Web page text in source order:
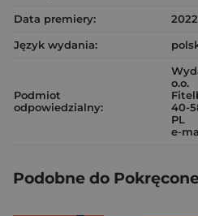
Data premiery:
Język wydania:
Podmiot
odpowiedzialny:
o.o.
40-
PL
e-
Podobne do